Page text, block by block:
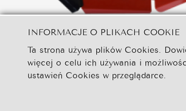
Call for price
Szczegoły produktu
INFORMACJE O PLIKACH COOKIE
Ta strona używa plików Cookies.
więcej o celu ich używania i
ustawień Cookies w przeglądarce.